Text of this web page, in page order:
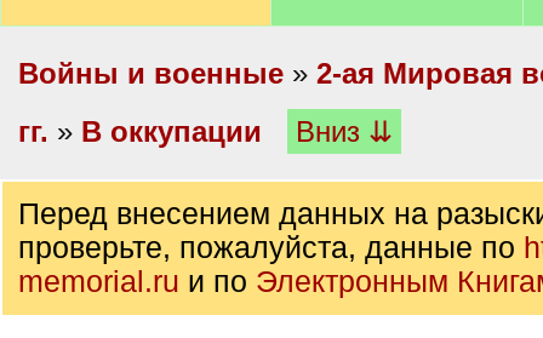
Войны и военные » 2-ая Мировая
гг. » В оккупации Вниз ⇊
Перед внесением данных на
проверьте, пожалуйста, данные по
memorial.ru и по Электронным